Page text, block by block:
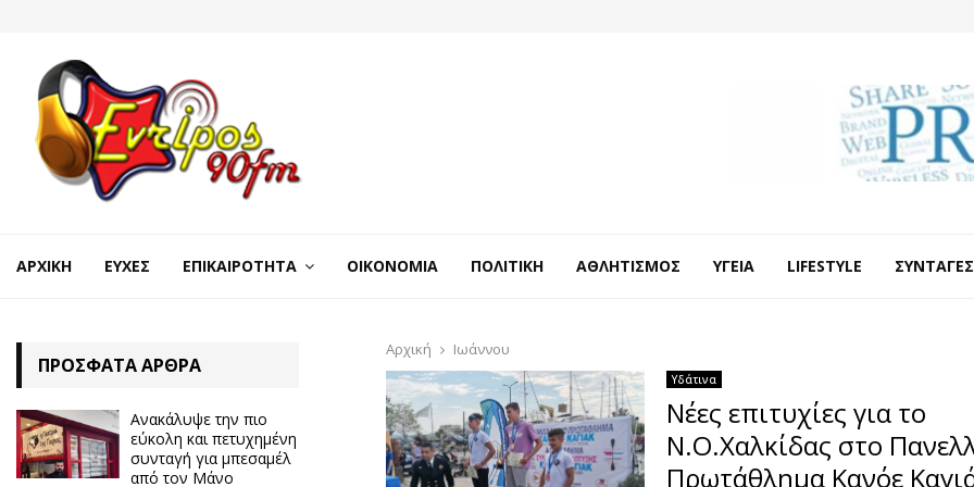
ΑΡΧΙΚΉ ΕΥΧΈΣ ΕΠΙΚΑΙΡΌΤΗΤΑ ΟΙΚΟΝΟΜΊΑ ΠΟΛΙΤΙΚΉ ΑΘΛΗΤΙΣΜΌΣ ΥΓΕΊΑ LIFESTYLE ΣΥΝΤΑΓΈΣ
Αρχική Ιωάννου
Υδάτινα
Νέες επιτυχίες για το
Ν.Ο.Χαλκίδας στο
Πρωτάθλημα Κανόε
ΠΡΌΣΦΑΤΑ ΆΡΘΡΑ
Ανακάλυψε την πιο
εύκολη και πετυχημένη
συνταγή για μπεσαμέλ
από τον Μάνο